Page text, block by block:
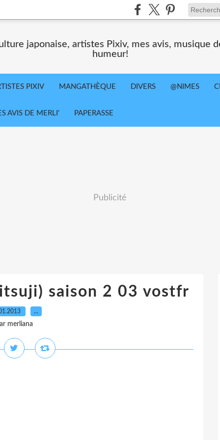
japonaise, artistes Pixiv, mes avis, musique
humeur!
PIXIV MANGATHÈQUE DIVERS @NIMES
AVIS DE MERLI' PAPERASSE
Publicité
saison 2 03 vostfr
…
merliana